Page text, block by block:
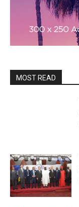
MOST READ